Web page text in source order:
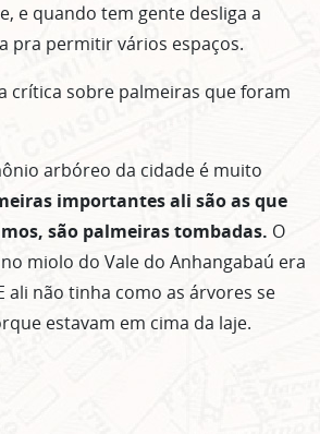
e quando tem gente desliga a
pra permitir vários espaços.
crítica sobre palmeiras que foram
arbóreo da cidade é muito
importantes ali são as que
são palmeiras tombadas. O
miolo do Vale do Anhangabaú era
ali não tinha como as árvores se
estavam em cima da laje.